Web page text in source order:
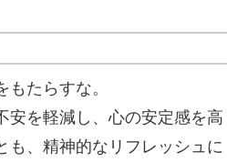
たらすな。
安を軽減し、心の安定感を高
も、精神的なリフレッシュに